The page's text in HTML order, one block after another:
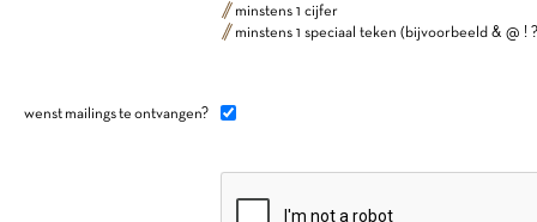
minstens 1 cijfer
minstens 1 speciaal teken (bijvoorbeeld & @ !
wenst mailings te ontvangen?